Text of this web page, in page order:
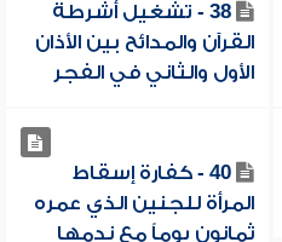
38 - تشغيل أشرطة
القرآن والمدائح بين الأذان
الأول والثاني في الفجر
40 - كفارة إسقاط
المرأة للجنين الذي عمره
ثمانون يوماً مع ندمها